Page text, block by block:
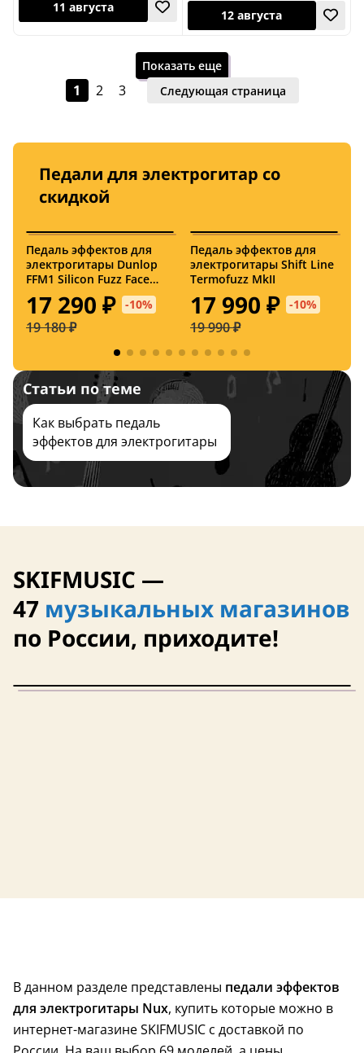
22 октября 11 августа
11 августа
12 августа
Показать еще
1 2 3 Следующая страница
Педали для электрогитар со
скидкой
Педаль эффектов для
электрогитары Dunlop
FFM1 Silicon Fuzz Face
Mini
17 290 ₽ -10%
19 180 ₽
Педаль эффектов для
электрогитары Shift Line
Termofuzz MkII
17 990 ₽ -10%
19 990 ₽
Статьи по теме
Как выбрать педаль
эффектов для электрогитары
SKIFMUSIC —
47 музыкальных магазинов
по России, приходите!
В данном разделе представлены педали эффектов
для электрогитары Nux, купить которые можно в
интернет-магазине SKIFMUSIC с доставкой по